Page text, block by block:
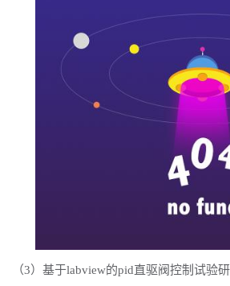
（3）基于labview的pid直驱阀控制试验